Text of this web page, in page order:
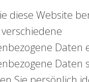
diese Website
Daten
Daten